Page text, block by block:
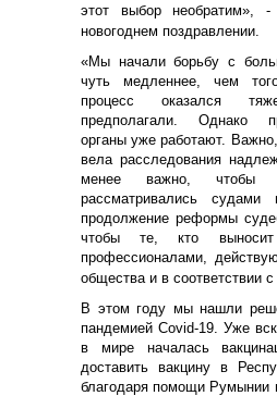
этот выбор необратим»,
новогоднем поздравлении.
«Мы начали борьбу с
чуть медленнее, чем
процесс оказался
предполагали. Однако
органы уже работают.
вела расследования
менее важно, чтобы
рассматривались
продолжение реформы
чтобы те, кто
профессионалами,
общества и в соответствии с
В этом году мы нашли
пандемией Covid-19. Уже
в мире началась
доставить вакцину в
благодаря помощи Румынии